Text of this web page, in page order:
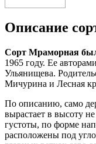
Описание
Сорт Мраморная
1965 году. Ее
Ульянищева.
Мичурина и Лесная
По описанию, само
вырастает в высоту
густоты, по форме
расположены под